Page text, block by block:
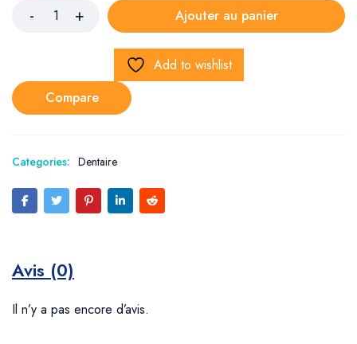
Ajouter au panier
Add to wishlist
Compare
Categories: Dentaire
Avis (0)
Il n’y a pas encore d’avis.